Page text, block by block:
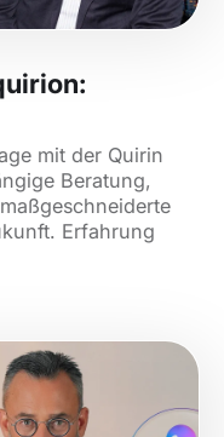
mit der Quirin
Beratung,
Erfahrung